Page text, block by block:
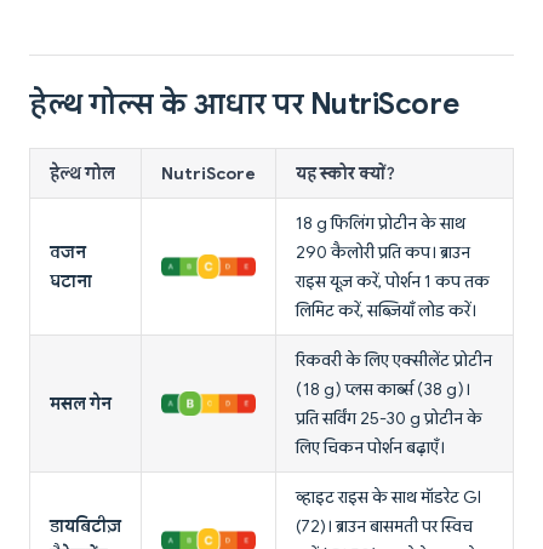
हेल्थ गोल्स के आधार पर NutriScore
हेल्थ गोल NutriScore यह स्कोर क्यों?
वजन
घटाना
18 g फिलिंग प्रोटीन के साथ
290 कैलोरी प्रति कप। ब्राउन
राइस यूज़ करें, पोर्शन 1 कप तक
लिमिट करें, सब्ज़ियाँ लोड करें।
मसल गेन
रिकवरी के लिए एक्सीलेंट प्रोटीन
(18 g) प्लस कार्ब्स (38 g)।
प्रति सर्विंग 25-30 g प्रोटीन के
लिए चिकन पोर्शन बढ़ाएँ।
डायबिटीज़
व्हाइट राइस के साथ मॉडरेट GI
(72)। ब्राउन बासमती पर स्विच